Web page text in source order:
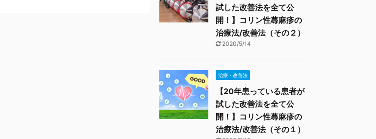
試した改善法を全て公
開！】コリン性蕁麻疹の
治療法/改善法（その２）
2020/5/14
治療・改善法
【20年患っている患者が
試した改善法を全て公
開！】コリン性蕁麻疹の
治療法/改善法（その１）